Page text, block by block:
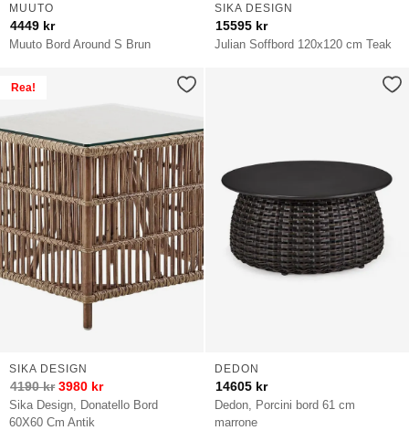
Muuto Bord Around S Brun
MUUTO
4449 kr
Julian Soffbord 120x120 cm Teak
SIKA DESIGN
15595 kr
Rea!
Sika Design, Donatello Bord
60X60 Cm Antik
SIKA DESIGN
4190kr 3980 kr
Dedon, Porcini bord 61 cm
marrone
DEDON
14605 kr